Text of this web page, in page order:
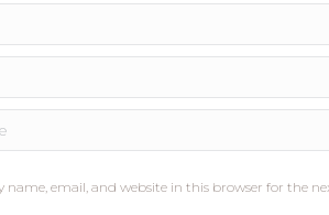
name, email, and website in this browser for the